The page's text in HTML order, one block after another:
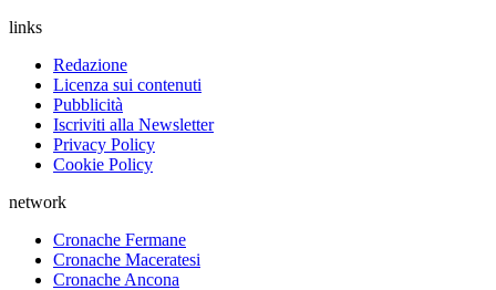
links
Redazione
Licenza sui contenuti
Pubblicità
Iscriviti alla Newsletter
Privacy Policy
Cookie Policy
network
Cronache Fermane
Cronache Maceratesi
Cronache Ancona